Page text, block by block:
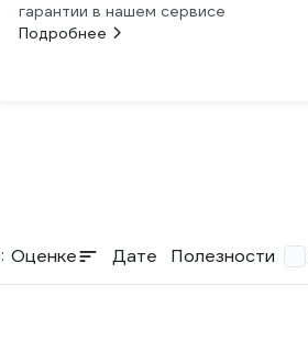
гарантии в нашем сервисе
Подробнее
Оценке Дате Полезности